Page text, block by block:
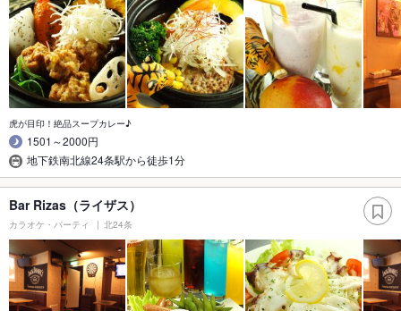
虎が目印！絶品スープカレー♪
1501～2000円
地下鉄南北線24条駅から徒歩1分
Bar Rizas（ライザス）
カラオケ・パーティ 北24条